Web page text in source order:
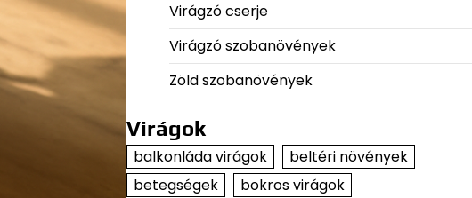
Virágzó cserje
Virágzó szobanövények
Zöld szobanövények
Virágok
balkonláda virágok
beltéri növények
betegségek
bokros virágok